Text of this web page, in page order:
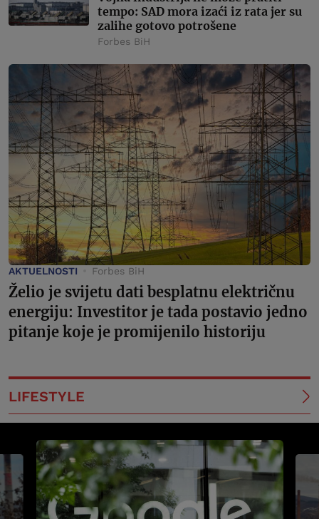
tempo: SAD mora izaći iz rata jer su
zalihe gotovo potrošene
Forbes BiH
AKTUELNOSTI Forbes BiH
Želio je svijetu dati besplatnu električnu
energiju: Investitor je tada postavio jedno
pitanje koje je promijenilo historiju
LIFESTYLE